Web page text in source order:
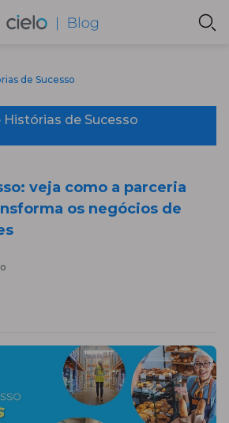
de Sucesso
Histórias de Sucesso
veja como a parceria
os negócios de